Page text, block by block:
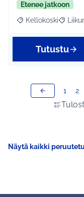
Etenee jatkoon
Rajaa tulokset
Kellokoski Rajaa
Tutustu
1 2
Näytä kaikki